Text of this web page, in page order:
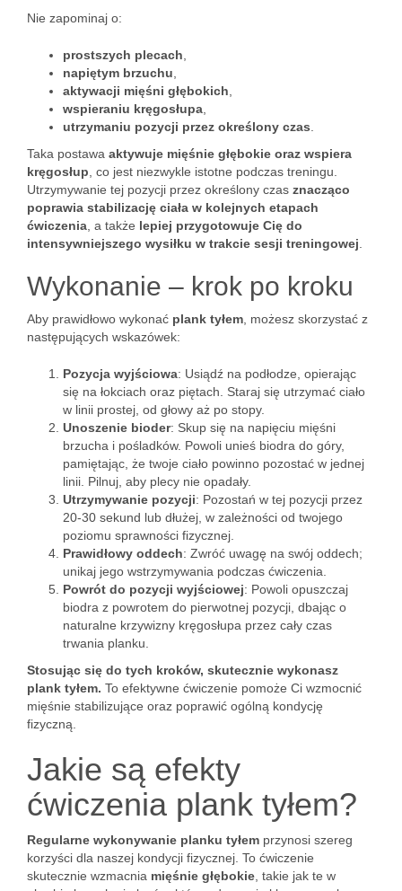
Nie zapominaj o:
prostszych plecach
napiętym brzuchu
aktywacji mięśni głębokich
wspieraniu kręgosłupa
utrzymaniu pozycji przez określony czas
Taka postawa aktywuje mięśnie głębokie oraz wspiera
kręgosłup , co jest niezwykle istotne podczas treningu.
Utrzymywanie tej pozycji przez określony czas znacząco
poprawia stabilizację ciała w kolejnych etapach
ćwiczenia , a także lepiej przygotowuje Cię do
intensywniejszego wysiłku w trakcie sesji treningowej
Wykonanie – krok po kroku
Aby prawidłowo wykonać plank tyłem , możesz skorzystać z
następujących wskazówek:
Pozycja wyjściowa: Usiądź na podłodze, opierając
się na łokciach oraz piętach. Staraj się utrzymać ciało
w linii prostej, od głowy aż po stopy.
Unoszenie bioder: Skup się na napięciu mięśni
brzucha i pośladków. Powoli unieś biodra do góry,
pamiętając, że twoje ciało powinno pozostać w jednej
linii. Pilnuj, aby plecy nie opadały.
Utrzymywanie pozycji: Pozostań w tej pozycji przez
20-30 sekund lub dłużej, w zależności od twojego
poziomu sprawności fizycznej.
Prawidłowy oddech: Zwróć uwagę na swój oddech;
unikaj jego wstrzymywania podczas ćwiczenia.
Powrót do pozycji wyjściowej: Powoli opuszczaj
biodra z powrotem do pierwotnej pozycji, dbając o
naturalne krzywizny kręgosłupa przez cały czas
trwania planku.
Stosując się do tych kroków, skutecznie wykonasz
plank tyłem. To efektywne ćwiczenie pomoże Ci wzmocnić
mięśnie stabilizujące oraz poprawić ogólną kondycję
fizyczną.
Jakie są efekty
ćwiczenia plank tyłem?
Regularne wykonywanie planku tyłem przynosi szereg
korzyści dla naszej kondycji fizycznej. To ćwiczenie
skutecznie wzmacnia mięśnie głębokie , takie jak te w